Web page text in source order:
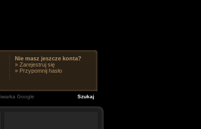
Nie masz jeszcze konta?
» Zarejestruj się
» Przypomnij hasło